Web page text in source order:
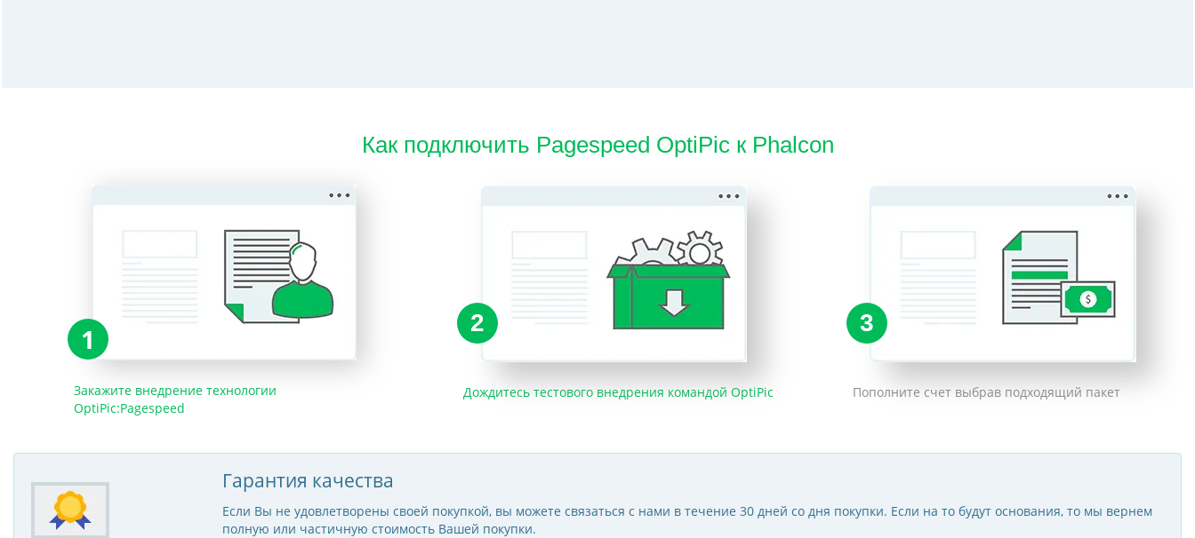
Как подключить Pagespeed OptiPic к Phalcon
1
Закажите внедрение технологии
OptiPic:Pagespeed
2
Дождитесь тестового внедрения командой OptiPic
3
Пополните счет выбрав подходящий пакет
Гарантия качества
Если Вы не удовлетворены своей покупкой, вы можете связаться с нами в течение 30 дней со дня покупки. Если на то будут основания, то мы вернем
полную или частичную стоимость Вашей покупки.